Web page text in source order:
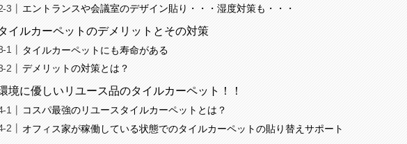
エントランスや会議室のデザイン貼り・・・湿度対策も・・・
イルカーペットのデメリットとその対策
タイルカーペットにも寿命がある
デメリットの対策とは？
境に優しいリユース品のタイルカーペット！！
コスパ最強のリユースタイルカーペットとは？
オフィス家が稼働している状態でのタイルカーペットの貼り替えサポート